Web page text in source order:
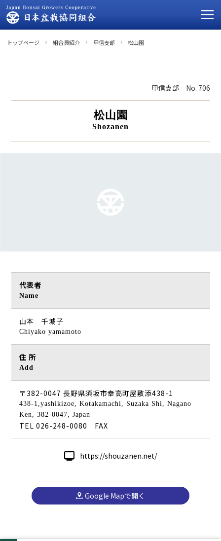
トップページ 組合員紹介 甲信支部 松山園
甲信支部 No. 706
松山園
Shozanen
代表者
Name
山本 千城子
Chiyako yamamoto
住 所
Add
〒382-0047 長野県須坂市幸高町屋敷添438-1
438-1,yashikizoe, Kotakamachi, Suzaka Shi, Nagano
Ken, 382-0047, Japan
TEL 026-248-0080 FAX
https://shouzanen.net/
Google Mapで開く